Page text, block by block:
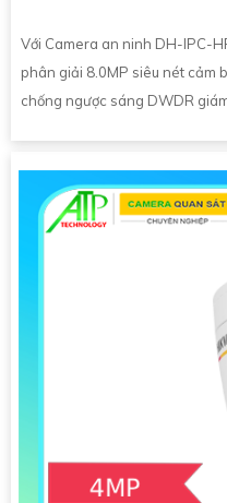
Với Camera an ninh DH-IPC-
phân giải 8.0MP siêu nét cảm
chống ngược sáng DWDR